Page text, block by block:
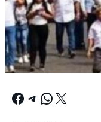
Facebook Telegram WhatsApp X